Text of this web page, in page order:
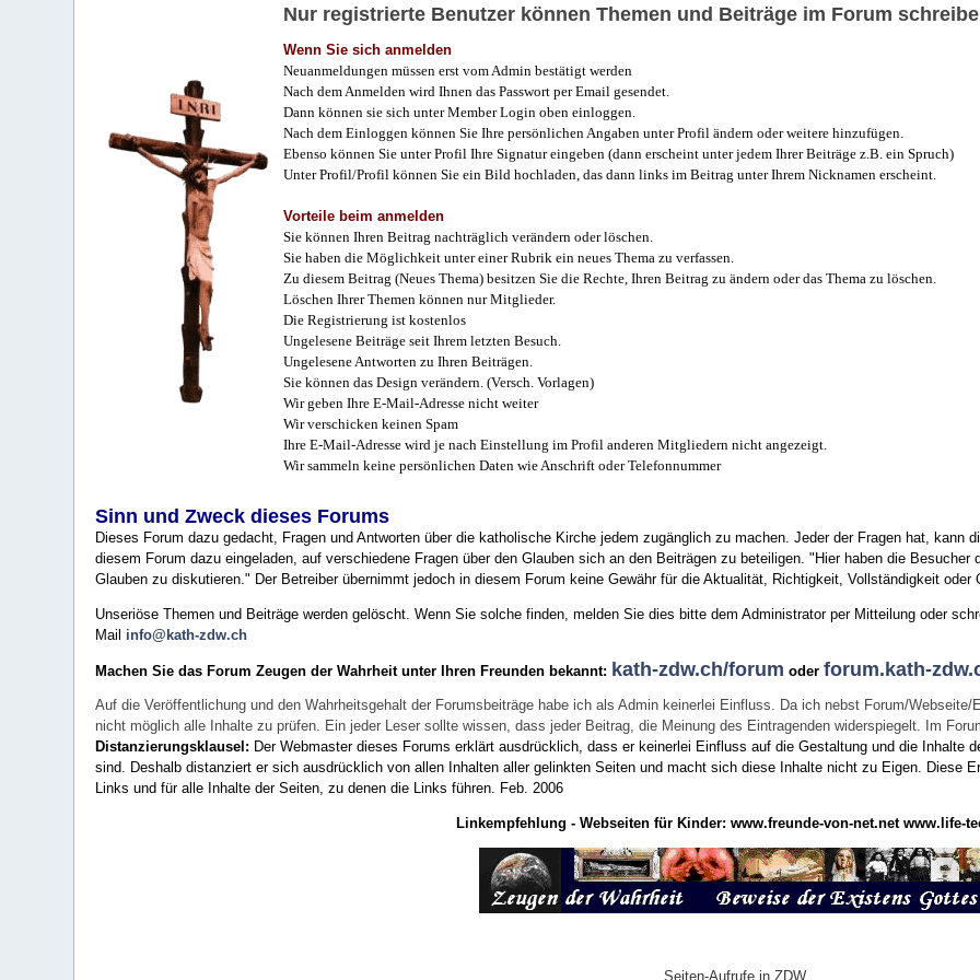
Nur registrierte Benutzer können Themen und Beiträge im Forum
Wenn Sie sich anmelden
Neuanmeldungen müssen erst vom Admin bestätigt werden
Nach dem Anmelden wird Ihnen das Passwort per Email gesendet.
Dann können sie sich unter Member Login oben einloggen.
Nach dem Einloggen können Sie Ihre persönlichen Angaben unter Profil ändern oder weitere hinzufügen.
Ebenso können Sie unter Profil Ihre Signatur eingeben (dann erscheint unter jedem Ihrer Beiträge z.B. ein Spruch)
Unter Profil/Profil können Sie ein Bild hochladen, das dann links im Beitrag unter Ihrem Nicknamen erscheint.
Vorteile beim anmelden
Sie können Ihren Beitrag nachträglich verändern oder löschen.
Sie haben die Möglichkeit unter einer Rubrik ein neues Thema zu verfassen.
Zu diesem Beitrag (Neues Thema) besitzen Sie die Rechte, Ihren Beitrag zu ändern oder das Thema zu löschen.
Löschen Ihrer Themen können nur Mitglieder.
Die Registrierung ist kostenlos
Ungelesene Beiträge seit Ihrem letzten Besuch.
Ungelesene Antworten zu Ihren Beiträgen.
Sie können das Design verändern. (Versch. Vorlagen)
Wir geben Ihre E-Mail-Adresse nicht weiter
Wir verschicken keinen Spam
Ihre E-Mail-Adresse wird je nach Einstellung im Profil anderen Mitgliedern nicht angezeigt.
Wir sammeln keine persönlichen Daten wie Anschrift oder Telefonnummer
Sinn und Zweck dieses Forums
Dieses Forum dazu gedacht, Fragen und Antworten über die katholische Kirche jedem zugänglich zu machen. Jeder der Fragen hat, kann
diesem Forum dazu eingeladen, auf verschiedene Fragen über den Glauben sich an den Beiträgen zu beteiligen. "Hier haben die
Glauben zu diskutieren." Der Betreiber übernimmt jedoch in diesem Forum keine Gewähr für die Aktualität, Richtigkeit, Vollständigkeit
Unseriöse Themen und Beiträge werden gelöscht. Wenn Sie solche finden, melden Sie dies bitte dem Administrator per Mitteilung oder
Mail info@kath-zdw.ch
Machen Sie das Forum Zeugen der Wahrheit unter Ihren Freunden bekannt: kath-zdw.ch/forum oderforum.kath-
Auf die Veröffentlichung und den Wahrheitsgehalt der Forumsbeiträge habe ich als Admin keinerlei Einfluss. Da ich nebst Forum/
nicht möglich alle Inhalte zu prüfen. Ein jeder Leser sollte wissen, dass jeder Beitrag, die Meinung des Eintragenden widerspiegelt. Im
Distanzierungsklausel: Der Webmaster dieses Forums erklärt ausdrücklich, dass er keinerlei Einfluss auf die Gestaltung und die Inhalte
sind. Deshalb distanziert er sich ausdrücklich von allen Inhalten aller gelinkten Seiten und macht sich diese Inhalte nicht zu Eigen. Diese
Links und für alle Inhalte der Seiten, zu denen die Links führen. Feb. 2006
Linkempfehlung - Webseiten für Kinder: www.freunde-von-net.net www.life-
Seiten-Aufrufe in ZDW